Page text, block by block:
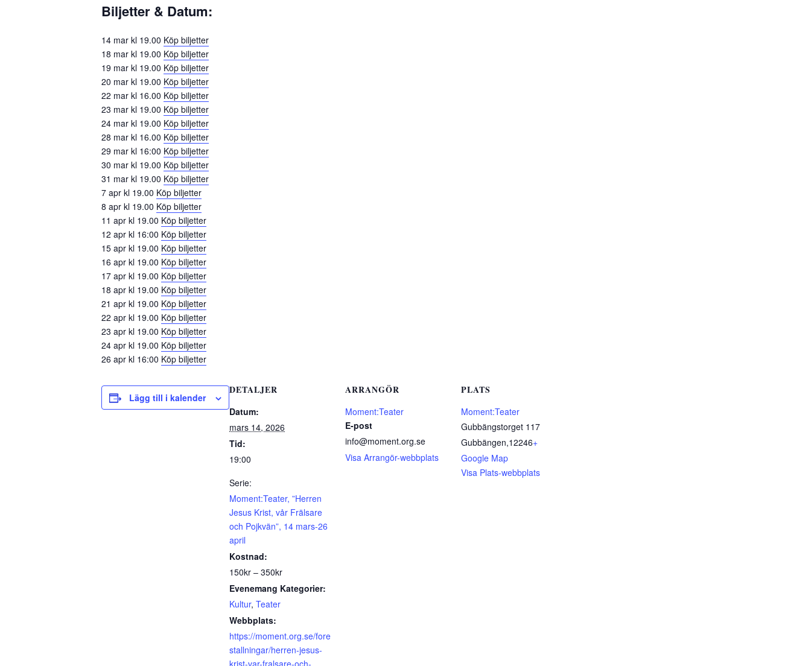
Biljetter & Datum:
14 mar kl 19.00 Köp biljetter
18 mar kl 19.00 Köp biljetter
19 mar kl 19.00 Köp biljetter
20 mar kl 19.00 Köp biljetter
22 mar kl 16.00 Köp biljetter
23 mar kl 19.00 Köp biljetter
24 mar kl 19.00 Köp biljetter
28 mar kl 16.00 Köp biljetter
29 mar kl 16:00 Köp biljetter
30 mar kl 19.00 Köp biljetter
31 mar kl 19.00 Köp biljetter
7 apr kl 19.00 Köp biljetter
8 apr kl 19.00 Köp biljetter
11 apr kl 19.00 Köp biljetter
12 apr kl 16:00 Köp biljetter
15 apr kl 19.00 Köp biljetter
16 apr kl 19.00 Köp biljetter
17 apr kl 19.00 Köp biljetter
18 apr kl 19.00 Köp biljetter
21 apr kl 19.00 Köp biljetter
22 apr kl 19.00 Köp biljetter
23 apr kl 19.00 Köp biljetter
24 apr kl 19.00 Köp biljetter
26 apr kl 16:00 Köp biljetter
Lägg till i kalender
DETALJER
Datum:
mars 14, 2026
Tid:
19:00
Serie:
Moment:Teater, ”Herren
Jesus Krist, vår Frälsare
och Pojkvän”, 14 mars-26
april
Kostnad:
150kr – 350kr
Evenemang Kategorier:
Kultur, Teater
Webbplats:
https://moment.org.se/fore
stallningar/herren-jesus-
krist-var-fralsare-och-
ARRANGÖR
Moment:Teater
E-post
info@moment.org.se
Visa Arrangör-webbplats
PLATS
Moment:Teater
Gubbängstorget 117
Gubbängen,12246+
Google Map
Visa Plats-webbplats